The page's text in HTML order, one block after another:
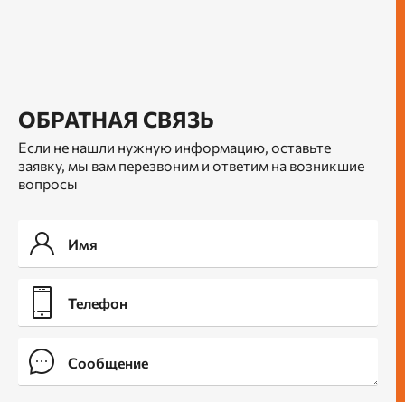
ОБРАТНАЯ СВЯЗЬ
Если не нашли нужную информацию, оставьте
заявку, мы вам перезвоним и ответим на возникшие
вопросы